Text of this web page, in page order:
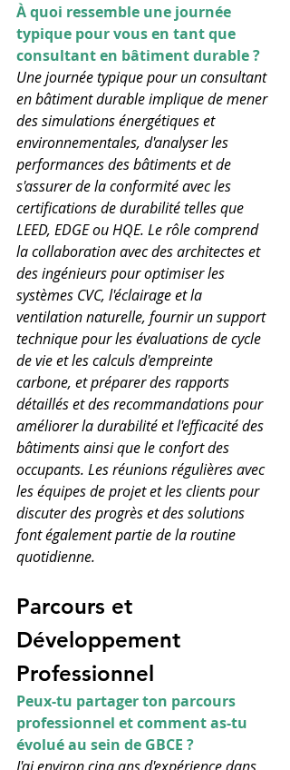
À quoi ressemble une journée
typique pour vous en tant que
consultant en bâtiment durable ?
Une journée typique pour un consultant
en bâtiment durable implique de mener
des simulations énergétiques et
environnementales, d'analyser les
performances des bâtiments et de
s'assurer de la conformité avec les
certifications de durabilité telles que
LEED, EDGE ou HQE. Le rôle comprend
la collaboration avec des architectes et
des ingénieurs pour optimiser les
systèmes CVC, l'éclairage et la
ventilation naturelle, fournir un support
technique pour les évaluations de cycle
de vie et les calculs d'empreinte
carbone, et préparer des rapports
détaillés et des recommandations pour
améliorer la durabilité et l'efficacité des
bâtiments ainsi que le confort des
occupants. Les réunions régulières avec
les équipes de projet et les clients pour
discuter des progrès et des solutions
font également partie de la routine
quotidienne.
Parcours et
Développement
Professionnel
Peux-tu partager ton parcours
professionnel et comment as-tu
évolué au sein de GBCE ?